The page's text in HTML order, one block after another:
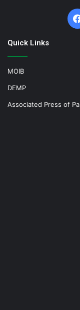
Quick Links
MOIB
DEMP
Associated Press of